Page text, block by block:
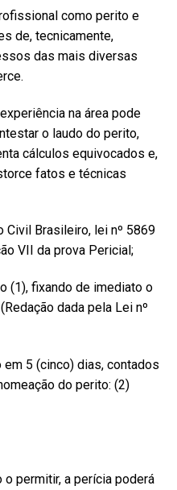
como perito e
de, tecnicamente,
das mais diversas
na área pode
o laudo do perito,
cálculos equivocados e,
fatos e técnicas
Brasileiro, lei nº 5869
VII da prova Pericial;
(1), fixando de imediato o
dada pela Lei nº
5 (cinco) dias, contados
do perito: (2)
o permitir, a perícia poderá